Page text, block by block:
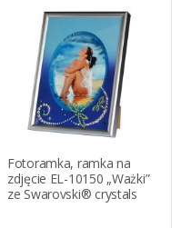
Fotoramka, ramka na
zdjęcie EL-10150 „Ważki”
ze Swarovski® crystals